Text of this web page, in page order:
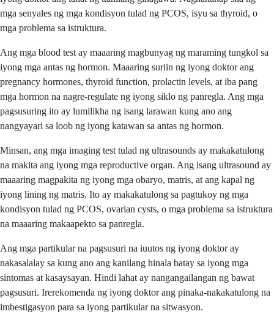
mga senyales ng mga kondisyon tulad ng PCOS, isyu sa thyroid, o
mga problema sa istruktura.
Ang mga blood test ay maaaring magbunyag ng maraming tungkol sa
iyong mga antas ng hormon. Maaaring suriin ng iyong doktor ang
pregnancy hormones, thyroid function, prolactin levels, at iba pang
mga hormon na nagre-regulate ng iyong siklo ng panregla. Ang mga
pagsusuring ito ay lumilikha ng isang larawan kung ano ang
nangyayari sa loob ng iyong katawan sa antas ng hormon.
Minsan, ang mga imaging test tulad ng ultrasounds ay makakatulong
na makita ang iyong mga reproductive organ. Ang isang ultrasound ay
maaaring magpakita ng iyong mga obaryo, matris, at ang kapal ng
iyong lining ng matris. Ito ay makakatulong sa pagtukoy ng mga
kondisyon tulad ng PCOS, ovarian cysts, o mga problema sa istruktura
na maaaring makaapekto sa panregla.
Ang mga partikular na pagsusuri na iuutos ng iyong doktor ay
nakasalalay sa kung ano ang kanilang hinala batay sa iyong mga
sintomas at kasaysayan. Hindi lahat ay nangangailangan ng bawat
pagsusuri. Irerekomenda ng iyong doktor ang pinaka-nakakatulong na
imbestigasyon para sa iyong partikular na sitwasyon.